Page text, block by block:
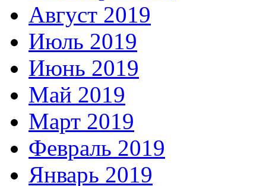
Август 2019
Июль 2019
Июнь 2019
Май 2019
Март 2019
Февраль 2019
Январь 2019